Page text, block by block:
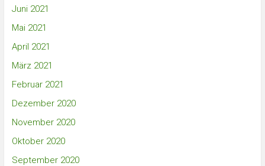
Juni 2021
Mai 2021
April 2021
März 2021
Februar 2021
Dezember 2020
November 2020
Oktober 2020
September 2020